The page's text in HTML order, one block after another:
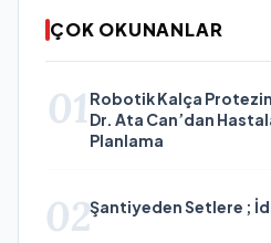
ÇOK OKUNANLAR
01 Robotik Kalça
Dr. Ata Can’dan
Planlama
02Şantiyeden Setlere ;